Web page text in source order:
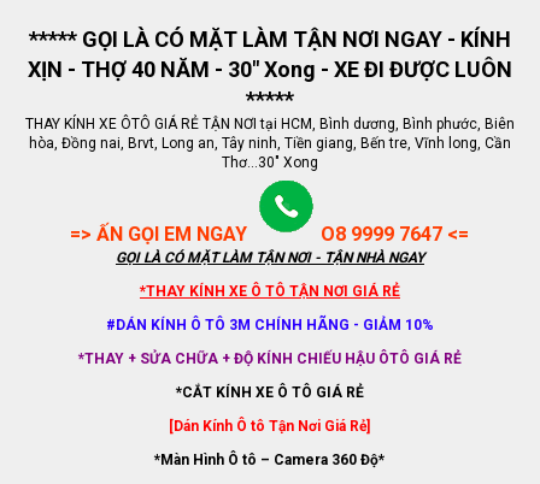
***** GỌI LÀ CÓ MẶT LÀM TẬN NƠI NGAY - KÍNH
XỊN - THỢ 40 NĂM - 30" Xong - XE ĐI ĐƯỢC LUÔN
*****
THAY KÍNH XE ÔTÔ GIÁ RẺ TẬN NƠI tại HCM, Bình dương, Bình phước, Biên
hòa, Đồng nai, Brvt, Long an, Tây ninh, Tiền giang, Bến tre, Vĩnh long, Cần
Thơ...30" Xong
=> ẤN GỌI EM NGAY O8 9999 7647 <=
GỌI LÀ CÓ MẶT LÀM TẬN NƠI - TẬN NHÀ NGAY
*THAY KÍNH XE Ô TÔ TẬN NƠI GIÁ RẺ
#DÁN KÍNH Ô TÔ 3M CHÍNH HÃNG - GIẢM 10%
*THAY + SỬA CHỮA + ĐỘ KÍNH CHIẾU HẬU ÔTÔ GIÁ RẺ
*CẮT KÍNH XE Ô TÔ GIÁ RẺ
[Dán Kính Ô tô Tận Nơi Giá Rẻ]
*Màn Hình Ô tô – Camera 360 Độ*